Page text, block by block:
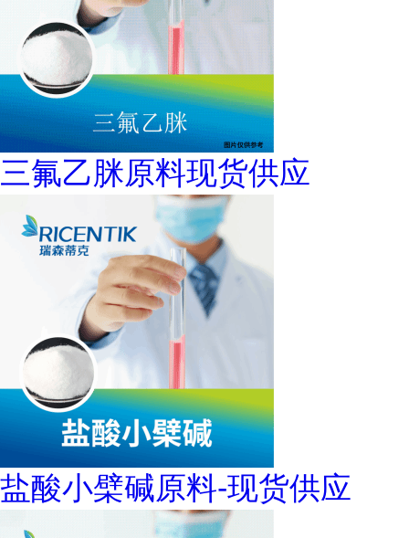
三氟乙脒原料现货供应
盐酸小檗碱原料-现货供应